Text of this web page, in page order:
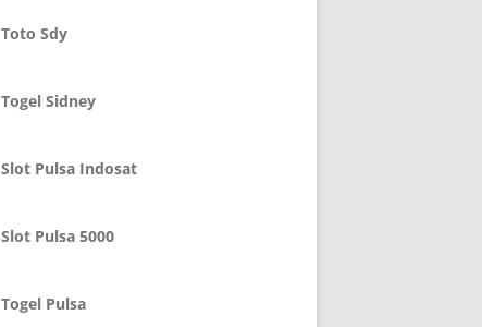
Toto Sdy
Togel Sidney
Slot Pulsa Indosat
Slot Pulsa 5000
Togel Pulsa